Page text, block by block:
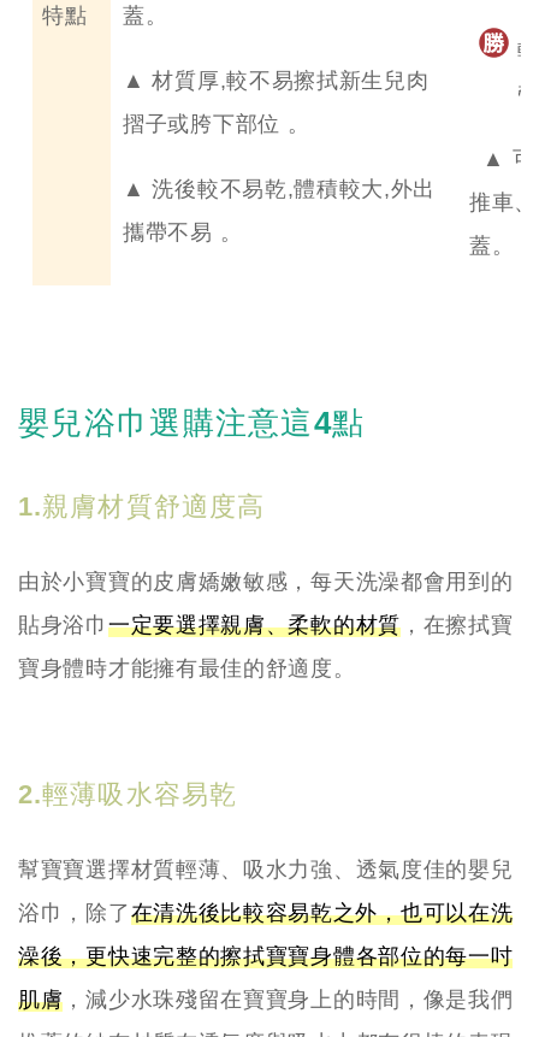
特點
蓋。
▲ 材質厚,較不易擦拭新生兒肉
摺子或胯下部位 。
▲ 洗後較不易乾,體積較大,外出
攜帶不易 。
▲ 可
推車
蓋。
嬰兒浴巾選購注意這4點
1.親膚材質舒適度高
由於小寶寶的皮膚嬌嫩敏感，每天洗澡都會用到的
貼身浴巾 一定要選擇親膚、柔軟的材質，在擦拭寶
寶身體時才能擁有最佳的舒適度。
2.輕薄吸水容易乾
幫寶寶選擇材質輕薄、吸水力強、透氣度佳的嬰兒
浴巾，除了在清洗後比較容易乾之外，也可以在洗
澡後，更快速完整的擦拭寶寶身體各部位的每一吋
肌膚 ，減少水珠殘留在寶寶身上的時間，像是我們